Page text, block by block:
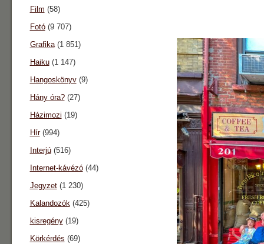
Film (58)
Fotó(9 707)
Grafika(1 851)
Haiku(1 147)
Hangoskönyv(9)
Hány óra?(27)
Házimozi (19)
Hír(994)
Interjú(516)
Internet-kávézó(44)
Jegyzet(1 230)
Kalandozók(425)
kisregény(19)
Körkérdés (69)